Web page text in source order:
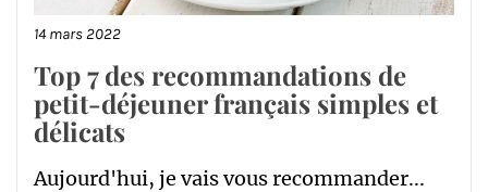
14 mars 2022
Top 7 des recommandations de
petit-déjeuner français simples et
délicats
Aujourd'hui, je vais vous recommander...